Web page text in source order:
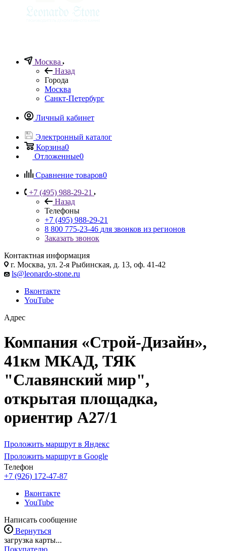
Москва
Назад
Города
Москва
Санкт-Петербург
Личный кабинет
Электронный каталог
Корзина0
Отложенные0
Сравнение товаров0
+7 (495) 988-29-21
Назад
Телефоны
+7 (495) 988-29-21
8 800 775-23-46 для звонков из регионов
Заказать звонок
Контактная информация
г. Москва, ул. 2-я Рыбинская, д. 13, оф. 41-42
ls@leonardo-stone.ru
Вконтакте
YouTube
Адрес
Компания «Строй-Дизайн»,
41км МКАД, ТЯК
"Славянский мир",
открытая площадка,
ориентир А27/1
Проложить маршрут в Яндекс
Проложить маршрут в Google
Телефон
+7 (926) 172-47-87
Вконтакте
YouTube
Написать сообщение
Вернуться
загрузка карты...
Покупателю